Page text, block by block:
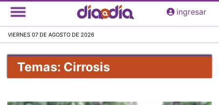
Pasar
al
principal
ingresar
VIERNES 07 DE AGOSTO DE 2026
Temas: Cirrosis